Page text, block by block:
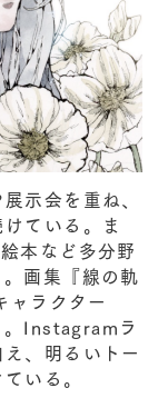
示会を重ね、
ている。ま
本など多分野
画集『線の軌
ャラクター
。Instagramラ
、明るいトー
いる。